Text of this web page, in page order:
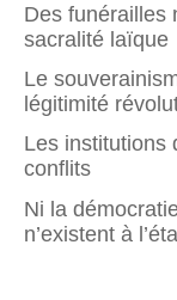
Des funérailles
sacralité laïque
Le
légitimité
Les institutions
conflits
Ni la
n’existent à